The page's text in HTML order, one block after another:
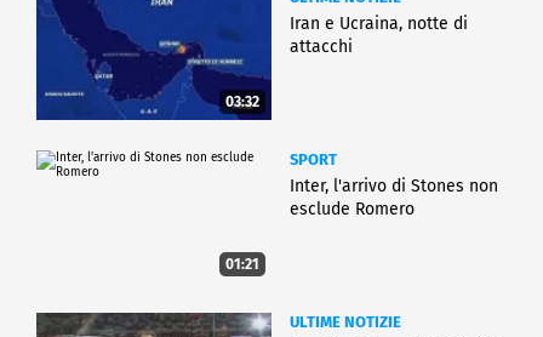
03:32
Iran e Ucraina, notte di
attacchi
01:21
SPORT
Inter, l'arrivo di Stones non
esclude Romero
ULTIME NOTIZIE